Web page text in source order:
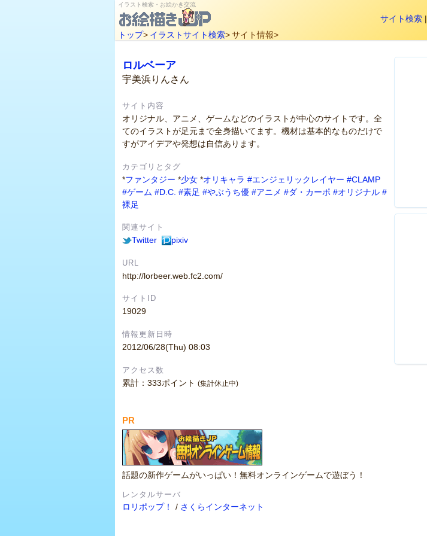
イラスト検索・お絵かき交流
サイト検索 |
トップ> イラストサイト検索>サイト情報>
ロルベーア
宇美浜りんさん
サイト内容
オリジナル、アニメ、ゲームなどのイラストが中心のサイトです。全
てのイラストが足元まで全身描いてます。機材は基本的なものだけで
すがアイデアや発想は自信あります。
カテゴリとタグ
*ファンタジー *少女 *オリキャラ #エンジェリックレイヤー #CLAMP
#ゲーム #D.C. #素足 #やぶうち優 #アニメ #ダ・カーポ #オリジナル #
裸足
関連サイト
Twitter pixiv
URL
http://lorbeer.web.fc2.com/
サイトID
19029
情報更新日時
2012/06/28(Thu) 08:03
アクセス数
累計：333ポイント (集計休止中)
PR
話題の新作ゲームがいっぱい！無料オンラインゲームで遊ぼう！
レンタルサーバ
ロリポップ！ / さくらインターネット